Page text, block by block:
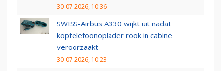
30-07-2026, 10:36
SWISS-Airbus A330 wijkt uit nadat
koptelefoonoplader rook in cabine
veroorzaakt
30-07-2026, 10:23